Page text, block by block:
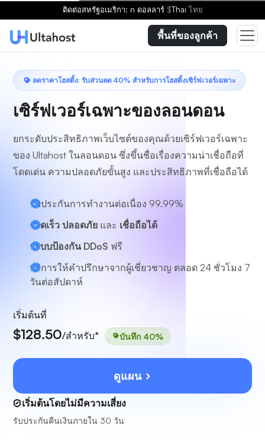
ติดต่อสหรัฐอเมริกา: n ดอลลาร์ $Thaiไทย
พื้นที่ของลูกค้า
ลดราคาโฮสติ้ง: รับส่วนลด 40% สำหรับการโฮสติ้งเซิร์ฟเวอร์เฉพาะ
เซิร์ฟเวอร์เฉพาะของลอนดอน
ยกระดับประสิทธิภาพเว็บไซต์ของคุณด้วยเซิร์ฟเวอร์เฉพาะ
ของ Ultahost ในลอนดอน ซึ่งขึ้นชื่อเรื่องความน่าเชื่อถือที่
โดดเด่น ความปลอดภัยขั้นสูง และประสิทธิภาพที่เชื่อถือได้
รับประกันการทำงานต่อเนื่อง 99.99%
รวดเร็ว ปลอดภัย และ เชื่อถือได้
ระบบป้องกัน DDoS ฟรี
บริการให้คำปรึกษาจากผู้เชี่ยวชาญ ตลอด 24 ชั่วโมง 7
วันต่อสัปดาห์
เริ่มต้นที่
$128.50/สำหรับ* บันทึก 40%
ดูแผน
เริ่มต้นโดยไม่มีความเสี่ยง
รับประกันคืนเงินภายใน 30 วัน